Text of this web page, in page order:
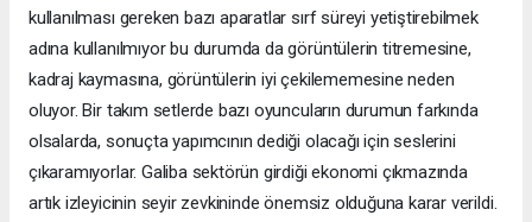
kullanılması gereken bazı aparatlar sırf süreyi yetiştirebilmek
adına kullanılmıyor bu durumda da görüntülerin titremesine,
kadraj kaymasına, görüntülerin iyi çekilememesine neden
oluyor. Bir takım setlerde bazı oyuncuların durumun farkında
olsalarda, sonuçta yapımcının dediği olacağı için seslerini
çıkaramıyorlar. Galiba sektörün girdiği ekonomi çıkmazında
artık izleyicinin seyir zevkininde önemsiz olduğuna karar verildi.